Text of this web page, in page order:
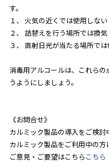
す。
１、 火気の近くでは使用しない
２、 詰替えを行う場所では換気
３、 直射日光が当たる場所で
消毒用アルコールは、これら
うようにしましょう。
《お問合せ》
カルミック製品の導入をご検討
カルミック製品をご利用中の方
ご意見・ご要望はこちら こちら